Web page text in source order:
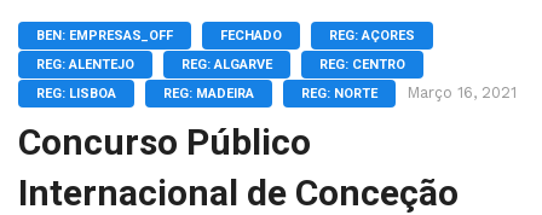
BEN: EMPRESAS_OFF FECHADO
REG: AÇORES
REG: ALENTEJO
REG: ALGARVE
REG: CENTRO
REG: LISBOA
REG: MADEIRA REG: NORTE Março 16, 2021
Concurso Público
Internacional de Conceção